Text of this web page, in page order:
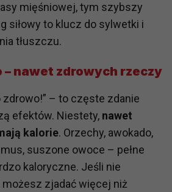
mięśniowej, tym szybszy
siłowy to klucz do sylwetki i
tłuszczu.
– nawet zdrowych rzeczy
zdrowo!” – to częste zdanie
efektów. Niestety, nawet
kalorie. Orzechy, awokado,
suszone owoce – pełne
kaloryczne. Jeśli nie
zjadać więcej niż